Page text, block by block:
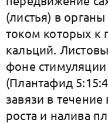
(листья) в
током которых к
кальций.
фоне стимуляции
(Плантафид
завязи в течение
роста и налива